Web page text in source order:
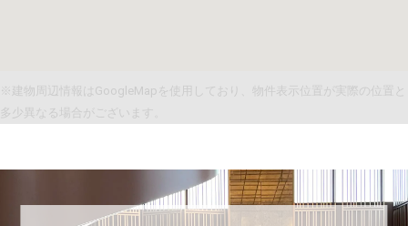
※建物周辺情報はGoogleMapを使用しており、物件表示位置が実際の位置と
多少異なる場合がございます。